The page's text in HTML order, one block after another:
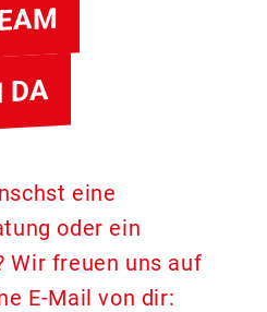
DA
eine
oder ein
Wir freuen uns auf
E-Mail von dir: